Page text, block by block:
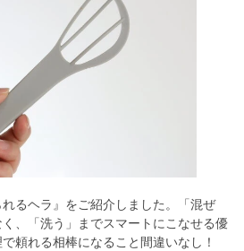
るヘラ』をご紹介しました。「混ぜ
、「洗う」までスマートにこなせる優
頼れる相棒になること間違いなし！